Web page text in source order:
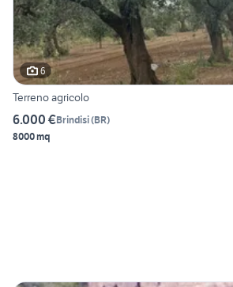
6
Terreno agricolo
6.000 €Brindisi(BR)
8000 mq